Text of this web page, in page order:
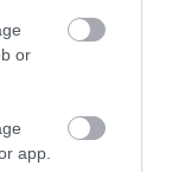
or
app.
UTAZÁS